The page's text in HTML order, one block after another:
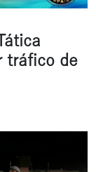
tráfico de